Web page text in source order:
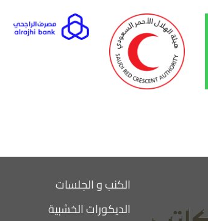
الكنب و الجلسات
الديكورات الخشبية